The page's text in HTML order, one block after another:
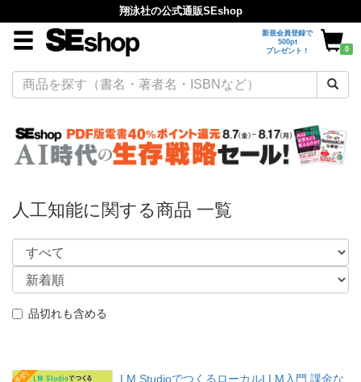
翔泳社の公式通販SEshop
新規会員登録で
500pt
プレゼント！
0
人工知能に関する商品 一覧
品切れも含める
予約
LM StudioでつくるローカルLLM入門 課金な